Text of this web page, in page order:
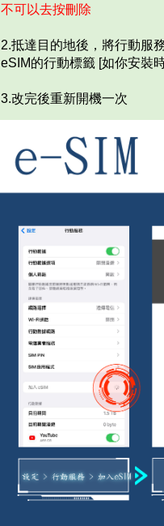
不可以去按刪除
2.抵達目的地後，將行動服
eSIM的行動標籤 [如你安裝
3.改完後重新開機一次